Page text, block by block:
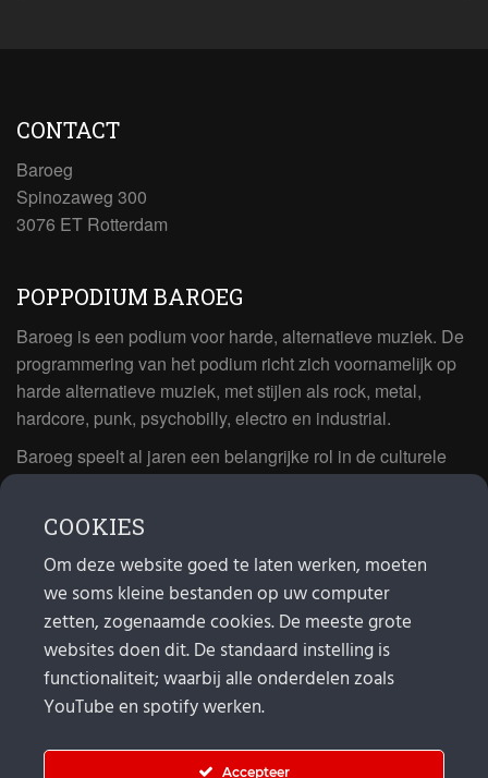
CONTACT
Baroeg
Spinozaweg 300
3076 ET Rotterdam
POPPODIUM BAROEG
Baroeg is een podium voor harde, alternatieve muziek. De
programmering van het podium richt zich voornamelijk op
harde alternatieve muziek, met stijlen als rock, metal,
hardcore, punk, psychobilly, electro en industrial.
Baroeg speelt al jaren een belangrijke rol in de culturele
jaar.
MAIL
Algemeen:info@baroeg.nl
Bands & boeking: leon@baroeg.nl
Promotie & publiciteit: francis@baroeg.nl
COOKIES
Om deze website goed te laten werken, moeten
we soms kleine bestanden op uw computer
zetten, zogenaamde cookies. De meeste grote
websites doen dit. De standaard instelling is
functionaliteit; waarbij alle onderdelen zoals
YouTube en spotify werken.
Accepteer